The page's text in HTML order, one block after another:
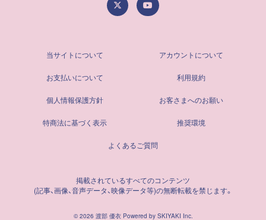
当サイトについて アカウントについて
お支払いについて 利用規約
個人情報保護方針 お客さまへのお願い
特商法に基づく表示 推奨環境
よくあるご質問
掲載されているすべてのコンテンツ
(記事、画像、音声データ、映像データ等)の無断転載を禁じます。
© 2026 渡部 優衣 Powered by SKIYAKI Inc.